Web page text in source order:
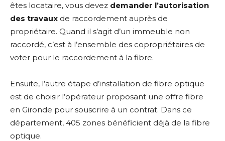
êtes locataire, vous devez demander l’autorisation
des travaux de raccordement auprès de
propriétaire. Quand il s’agit d’un immeuble non
raccordé, c’est à l’ensemble des copropriétaires de
voter pour le raccordement à la fibre.
Ensuite, l’autre étape d’installation de fibre optique
est de choisir l’opérateur proposant une offre fibre
en Gironde pour souscrire à un contrat. Dans ce
département, 405 zones bénéficient déjà de la fibre
optique.